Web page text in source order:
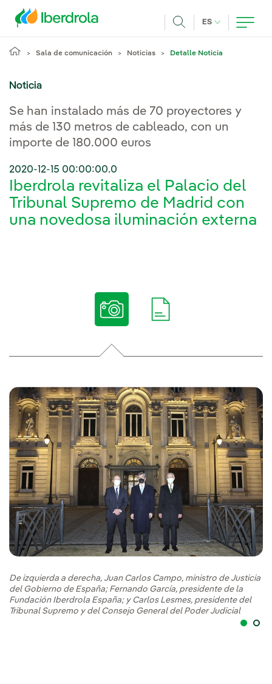
ES IDIOMA
Sala de comunicación Noticias Detalle Noticia
Noticia
Se han instalado más de 70 proyectores y
más de 130 metros de cableado, con un
importe de 180.000 euros
2020-12-15 00:00:00.0
Iberdrola revitaliza el Palacio del
Tribunal Supremo de Madrid con
una novedosa iluminación externa
De izquierda a derecha, Juan Carlos Campo, ministro de Justicia
del Gobierno de España; Fernando García, presidente de la
Fundación Iberdrola España; y Carlos Lesmes, presidente del
Tribunal Supremo y del Consejo General del Poder Judicial